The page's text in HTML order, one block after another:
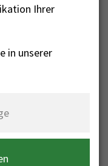
Hilfeleistung
-
Drehleiter
Ihrer
in unserer